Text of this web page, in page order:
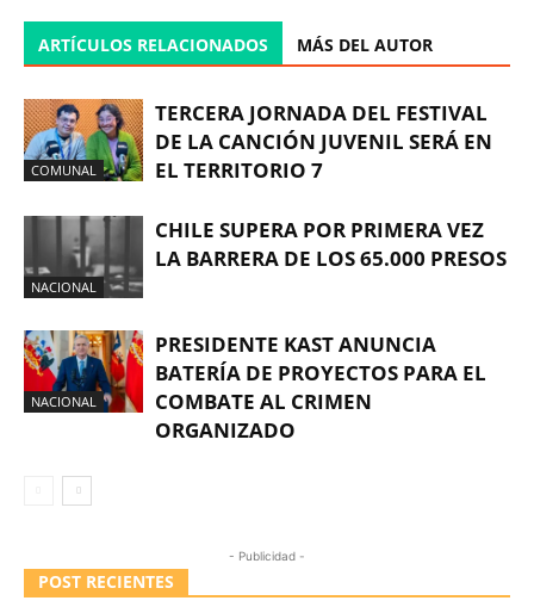
ARTÍCULOS RELACIONADOS MÁS DEL AUTOR
COMUNAL
TERCERA JORNADA DEL FESTIVAL
DE LA CANCIÓN JUVENIL SERÁ EN
EL TERRITORIO 7
NACIONAL
CHILE SUPERA POR PRIMERA VEZ
LA BARRERA DE LOS 65.000 PRESOS
NACIONAL
PRESIDENTE KAST ANUNCIA
BATERÍA DE PROYECTOS PARA EL
COMBATE AL CRIMEN
ORGANIZADO
- Publicidad -
POST RECIENTES